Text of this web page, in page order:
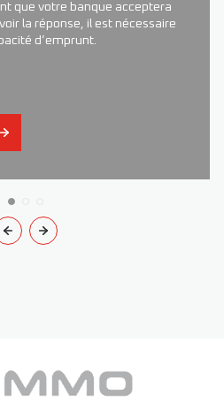
que votre banque acceptera
la réponse, il est nécessaire
d’emprunt.